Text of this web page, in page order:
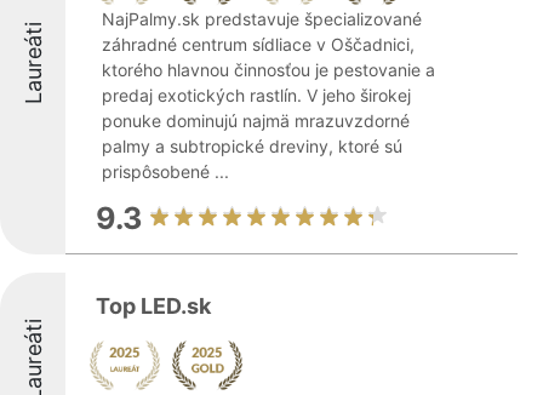
Laureáti
NajPalmy.sk predstavuje špecializované
záhradné centrum sídliace v Oščadnici,
ktorého hlavnou činnosťou je pestovanie a
predaj exotických rastlín. V jeho širokej
ponuke dominujú najmä mrazuvzdorné
palmy a subtropické dreviny, ktoré sú
prispôsobené ...
9.3
Laureáti
Top LED.sk